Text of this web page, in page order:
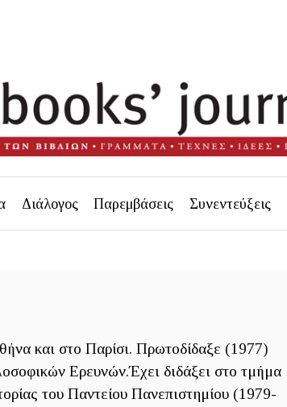
Διάλογος Παρεμβάσεις Συνεντεύξεις
και στο Παρίσι. Πρωτοδίδαξε (1977)
Ερευνών.Έχει διδάξει στο τμήμα
του Παντείου Πανεπιστημίου (1979-